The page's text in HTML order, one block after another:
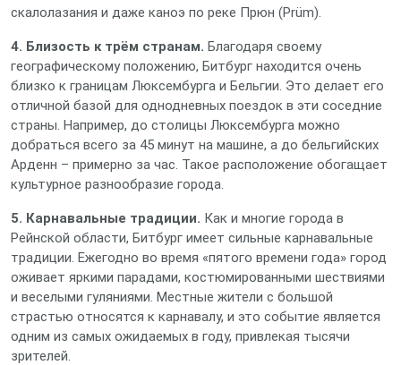
скалолазания и даже каноэ по реке Прюн (Prüm).
4. Близость к трём странам. Благодаря своему
географическому положению, Битбург находится очень
близко к границам Люксембурга и Бельгии. Это делает его
отличной базой для однодневных поездок в эти соседние
страны. Например, до столицы Люксембурга можно
добраться всего за 45 минут на машине, а до бельгийских
Арденн – примерно за час. Такое расположение обогащает
культурное разнообразие города.
5. Карнавальные традиции. Как и многие города в
Рейнской области, Битбург имеет сильные карнавальные
традиции. Ежегодно во время «пятого времени года» город
оживает яркими парадами, костюмированными шествиями
и веселыми гуляниями. Местные жители с большой
страстью относятся к карнавалу, и это событие является
одним из самых ожидаемых в году, привлекая тысячи
зрителей.